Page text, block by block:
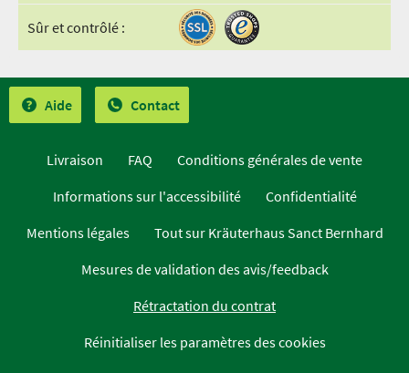
Sûr et contrôlé :
Aide Contact
Livraison FAQ
Conditions générales de vente
Informations sur l'accessibilité
Confidentialité
Mentions légales
Tout sur Kräuterhaus Sanct Bernhard
Mesures de validation des avis/feedback
Rétractation du contrat
Réinitialiser les paramètres des cookies